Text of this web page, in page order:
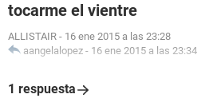
tocarme el vientre
ALLISTAIR - 16 ene 2015 a las 23:28
aangelalopez - 16 ene 2015 a las 23:34
1 respuesta